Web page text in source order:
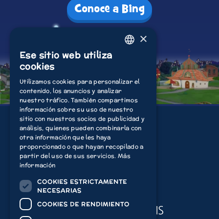
Conoce a Bing
Información
Ver
Jugar
Acamar Films
FRENCH
DUTCH
SPANISH
×
Ese sitio web utiliza
cookies
Utilizamos cookies para personalizar el
contenido, los anuncios y analizar
nuestro tráfico. También compartimos
información sobre su uso de nuestro
sitio con nuestros socios de publicidad y
análisis, quienes pueden combinarla con
otra información que les haya
proporcionado o que hayan recopilado a
partir del uso de sus servicios. Más
información
COOKIES ESTRICTAMENTE
NECESARIAS
COOKIES DE RENDIMIENTO